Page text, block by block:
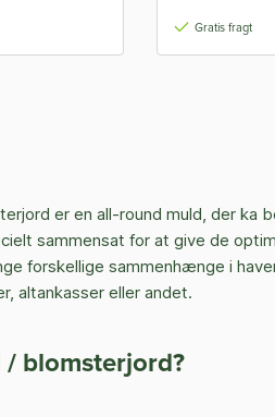
Gratis fragt
er en all-round muld, der ka
sammensat for at give de
forskellige sammenhænge i
altankasser eller andet.
/ blomsterjord?